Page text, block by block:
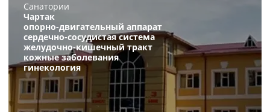
Санатории
Чартак
опорно-двигательный аппарат
сердечно-сосудистая система
желудочно-кишечный тракт
кожные заболевания
гинекология